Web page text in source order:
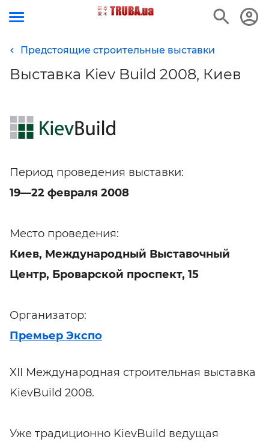
Предстоящие строительные выставки
Выставка Kiev Build 2008, Киев
Период проведения выставки:
19—22 февраля 2008
Место проведения:
Киев, Международный Выставочный
Центр, Броварской проспект, 15
Организатор:
Премьер Экспо
XII Международная строительная выставка
KievBuild 2008.
Уже традиционно KievBuild ведущая